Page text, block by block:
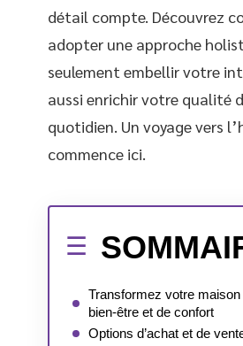
détail compte. Découvrez
adopter une approche
seulement embellir votre
aussi enrichir votre qualité
quotidien. Un voyage vers
commence ici.
Transformez votre
bien-être et de confort
Options d’achat et de